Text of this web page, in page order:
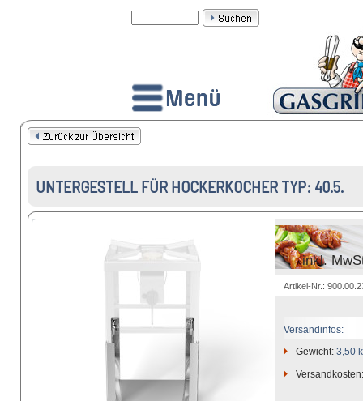
UNTERGESTELL FÜR HOCKERKOCHER TYP: 40.5.
inkl.
Artikel-Nr.:
Versandinfos:
Gewicht: 3,50